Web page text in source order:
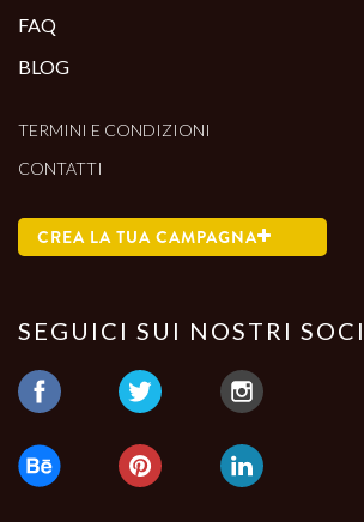
FAQ
BLOG
TERMINI E CONDIZIONI
CONTATTI
CREA LA TUA CAMPAGNA
SEGUICI SUI NOSTRI